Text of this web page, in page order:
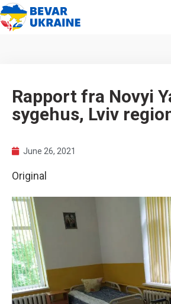
Rapport fra Novyi
sygehus, Lviv
June 26, 2021
Original